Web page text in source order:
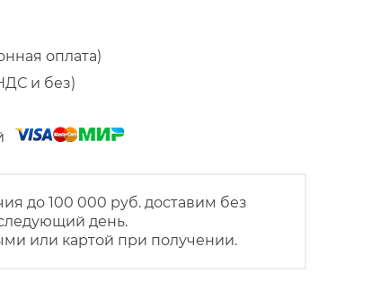
оплата)
и без)
до 100 000 руб. доставим без
день.
или картой при получении.